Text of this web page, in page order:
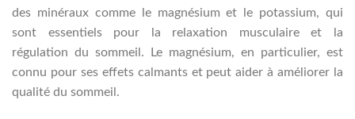
des minéraux comme le magnésium et le potassium, qui
sont essentiels pour la relaxation musculaire et la
régulation du sommeil. Le magnésium, en particulier, est
connu pour ses effets calmants et peut aider à améliorer la
qualité du sommeil.